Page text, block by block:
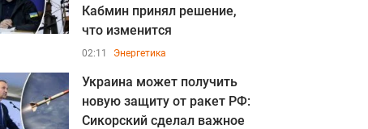
Кабмин принял решение,
что изменится
02:11 Энергетика
Украина может получить
новую защиту от ракет РФ:
Сикорский сделал важное